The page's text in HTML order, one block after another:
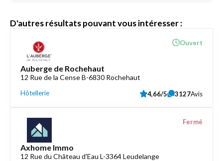
D'autres résultats pouvant vous intéresser :
Auberge de Rochehaut
12 Rue de la Cense B-6830 Rochehaut
Hôtellerie
Ouvert
4,66/5 3127Avis
Axhome Immo
12 Rue du Château d'Eau L-3364 Leudelange
Fermé